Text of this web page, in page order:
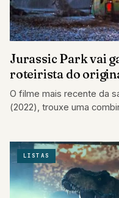
Jurassic Park vai
roteirista do
O filme mais recente da
(2022), trouxe uma
LISTAS